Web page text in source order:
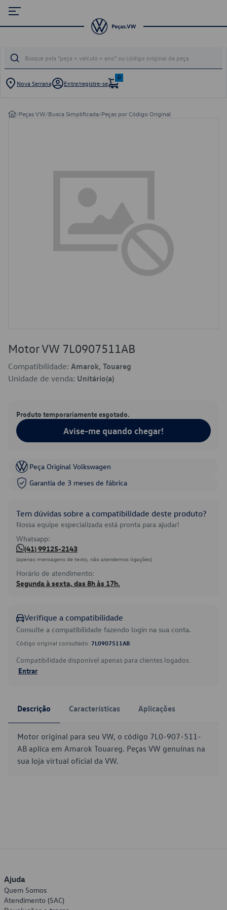
Nova Serrana Entre/registre-se
0
/Peças VW/Busca Simplificada/Peças por Código Original
Motor VW 7L0907511AB
Compatibilidade: Amarok, Touareg
Unidade de venda: Unitário(a)
Produto temporariamente esgotado.
Avise-me quando chegar!
Peça Original Volkswagen
Garantia de 3 meses de fábrica
Tem dúvidas sobre a compatibilidade deste produto?
Nossa equipe especializada está pronta para ajudar!
Whatsapp:
(41) 99125-2143
(apenas mensagens de texto, não atendemos ligações)
Horário de atendimento:
Segunda à sexta, das 8h às 17h.
Verifique a compatibilidade
Consulte a compatibilidade fazendo login na sua conta.
Código original consultado: 7L0907511AB
Compatibilidade disponível apenas para clientes logados.
Entrar
Descrição Características Aplicações
Motor original para seu VW, o código 7L0-907-511-
AB aplica em Amarok Touareg. Peças VW genuínas na
sua loja virtual oficial da VW.
Ajuda
Quem Somos
Atendimento (SAC)